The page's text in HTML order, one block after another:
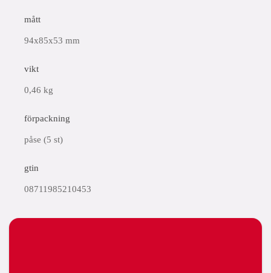
mått
94x85x53 mm
vikt
0,46 kg
förpackning
påse (5 st)
gtin
08711985210453